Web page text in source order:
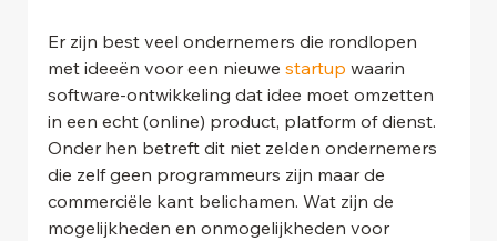
Er zijn best veel ondernemers die rondlopen
met ideeën voor een nieuwe startup waarin
software-ontwikkeling dat idee moet omzetten
in een echt (online) product, platform of dienst.
Onder hen betreft dit niet zelden ondernemers
die zelf geen programmeurs zijn maar de
commerciële kant belichamen. Wat zijn de
mogelijkheden en onmogelijkheden voor